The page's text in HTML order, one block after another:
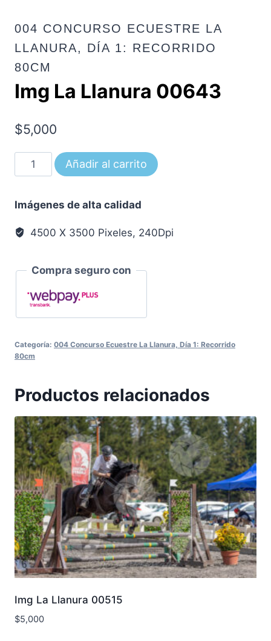
004 CONCURSO ECUESTRE LA
LLANURA, DÍA 1: RECORRIDO
80CM
Img La Llanura 00643
$5,000
La
00643
cantidad
Añadir al carrito
Imágenes de alta calidad
4500 X 3500 Pixeles, 240Dpi
Compra seguro con
Categoría: 004 Concurso Ecuestre La Llanura, Día 1: Recorrido
80cm
Productos relacionados
Img La Llanura 00515
$5,000